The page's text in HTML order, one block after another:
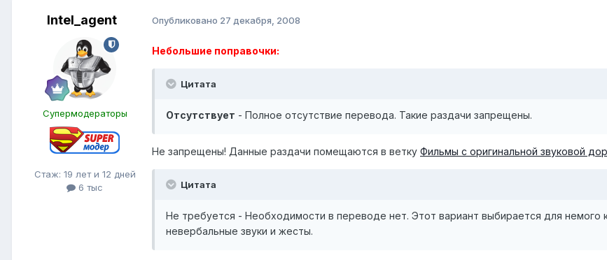
Intel_agent
Супермодераторы
Стаж: 19 лет и 12 дней
6 тыс
Опубликовано 27 декабря, 2008
Небольшие поправочки:
Цитата
Отсутствует - Полное отсутствие перевода. Такие раздачи запрещены.
Не запрещены! Данные раздачи помещаются в ветку Фильмы с оригинальной звуковой
Цитата
Не требуется - Необходимости в переводе нет. Этот вариант выбирается для немого
невербальные звуки и жесты.